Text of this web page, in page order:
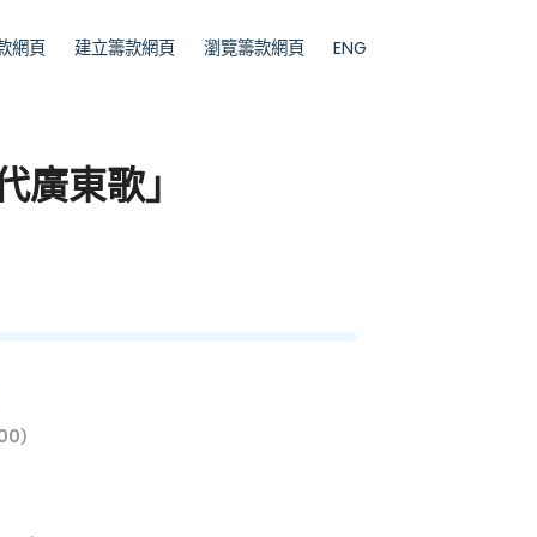
網頁 建立籌款網頁 瀏覽籌款網頁 ENG
東歌」
）